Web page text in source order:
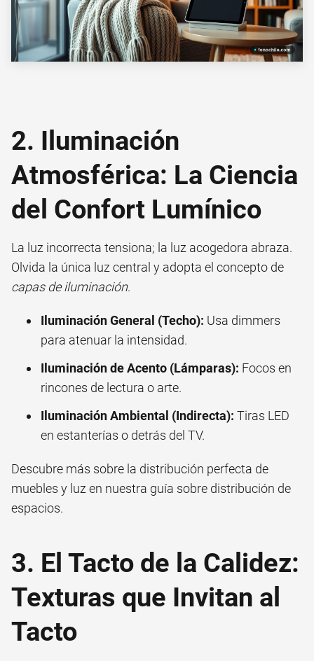
2. Iluminación
Atmosférica: La Ciencia
del Confort Lumínico
La luz incorrecta tensiona; la luz acogedora abraza.
Olvida la única luz central y adopta el concepto de
capas de iluminación.
Iluminación General (Techo): Usa dimmers
para atenuar la intensidad.
Iluminación de Acento (Lámparas): Focos en
rincones de lectura o arte.
Iluminación Ambiental (Indirecta): Tiras LED
en estanterías o detrás del TV.
Descubre más sobre la distribución perfecta de
muebles y luz en nuestra guía sobre distribución de
espacios.
3. El Tacto de la Calidez:
Texturas que Invitan al
Tacto